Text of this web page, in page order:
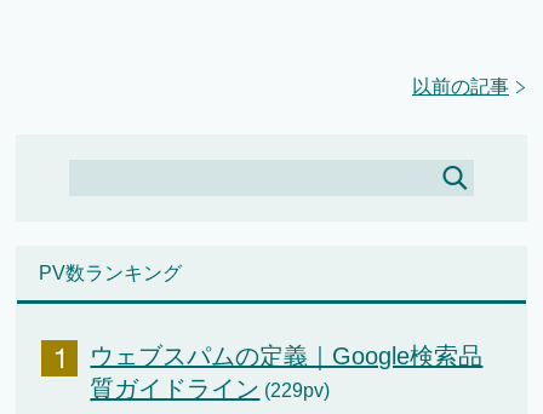
以前の記事
PV数ランキング
ウェブスパムの定義｜Google検索品
質ガイドライン (229pv)